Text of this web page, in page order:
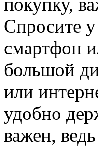
покупку,
Спросите
смартфон
большой
или
удобно
важен,